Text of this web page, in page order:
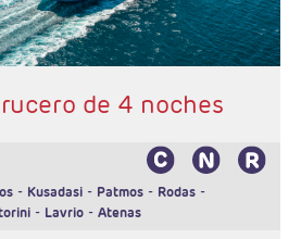
de 4 noches
- Kusadasi- Patmos- Rodas-
- Lavrio- Atenas